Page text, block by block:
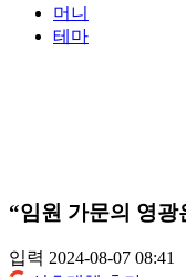
머니
테마
“임원 가문의 영
입력 2024-08-07 08:41